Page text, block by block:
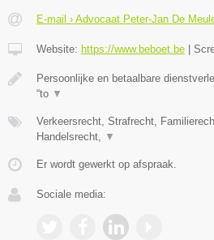
E-mail › Advocaat Peter-Jan De
Website: https://www.beboet.be
Persoonlijke en betaalbare
“to ▼
Verkeersrecht, Strafrecht,
Handelsrecht, ▼
Er wordt gewerkt op afspraak.
Sociale media: